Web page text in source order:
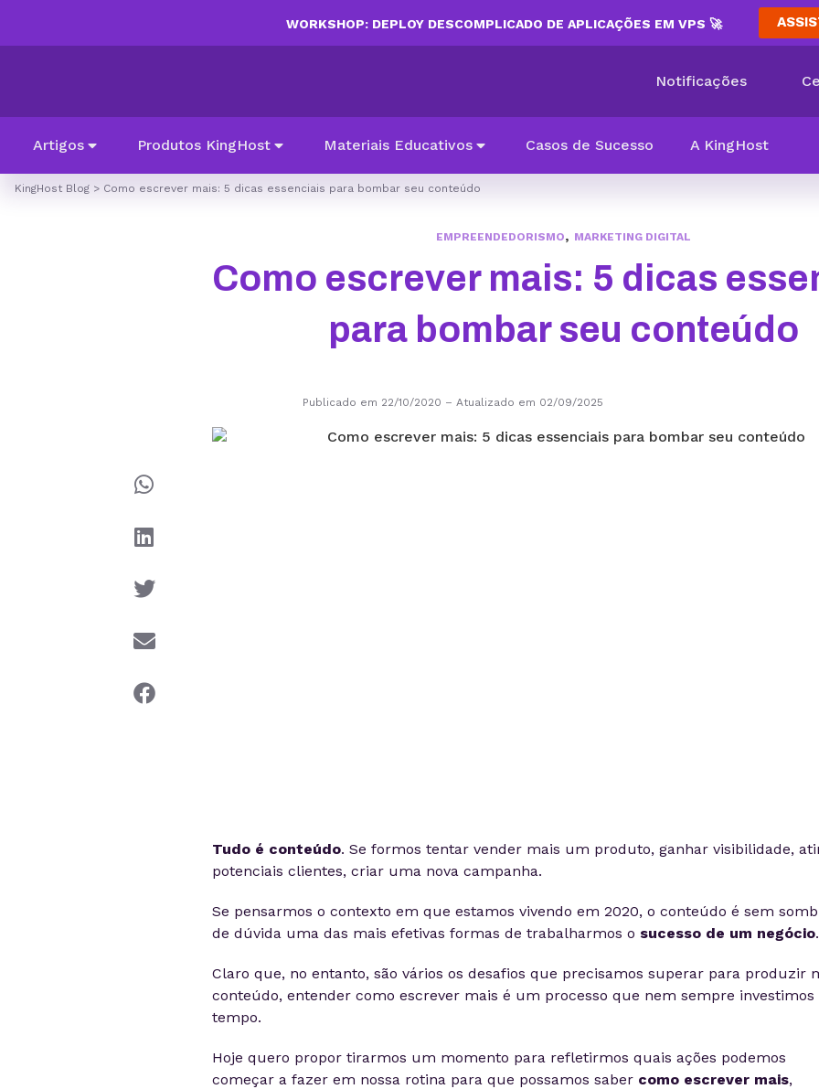
WORKSHOP: DEPLOY DESCOMPLICADO DE APLICAÇÕES EM VPS 🚀
Notificações
Artigos Produtos KingHost Materiais Educativos Casos de Sucesso A KingHost
KingHost Blog > Como escrever mais: 5 dicas essenciais para bombar seu conteúdo
EMPREENDEDORISMO, MARKETING DIGITAL
Como escrever mais: 5 dicas
para bombar seu conteúdo
Publicado em 22/10/2020 – Atualizado em 02/09/2025
Tudo é conteúdo. Se formos tentar vender mais um produto, ganhar visibilidade,
potenciais clientes, criar uma nova campanha.
Se pensarmos o contexto em que estamos vivendo em 2020, o conteúdo é sem
de dúvida uma das mais efetivas formas de trabalharmos o sucesso de um negócio.
Claro que, no entanto, são vários os desafios que precisamos superar para produzir
conteúdo, entender como escrever mais é um processo que nem sempre investimos
tempo.
Hoje quero propor tirarmos um momento para refletirmos quais ações podemos
começar a fazer em nossa rotina para que possamos saber como escrever mais,